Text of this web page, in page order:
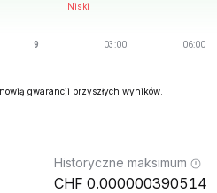
gwarancji przyszłych wyników.
Historyczne maksimum
0.000000390514